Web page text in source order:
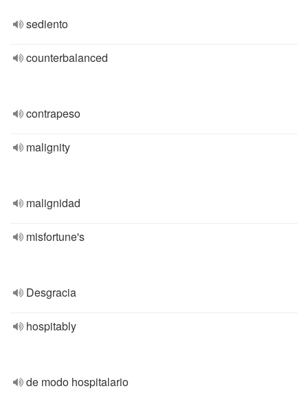
sediento
counterbalanced
contrapeso
malignity
malignidad
misfortune's
Desgracia
hospitably
de modo hospitalario